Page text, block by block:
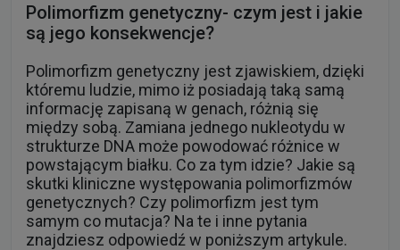
Polimorfizm genetyczny- czym jest i jakie
są jego konsekwencje?
Polimorfizm genetyczny jest zjawiskiem, dzięki
któremu ludzie, mimo iż posiadają taką samą
informację zapisaną w genach, różnią się
między sobą. Zamiana jednego nukleotydu w
strukturze DNA może powodować różnice w
powstającym białku. Co za tym idzie? Jakie są
skutki kliniczne występowania polimorfizmów
genetycznych? Czy polimorfizm jest tym
samym co mutacja? Na te i inne pytania
znajdziesz odpowiedź w poniższym artykule.